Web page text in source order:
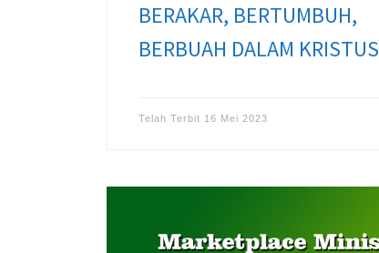
BERAKAR, BERTUMBUH,
BERBUAH DALAM KRISTUS
Telah Terbit 16 Mei 2023